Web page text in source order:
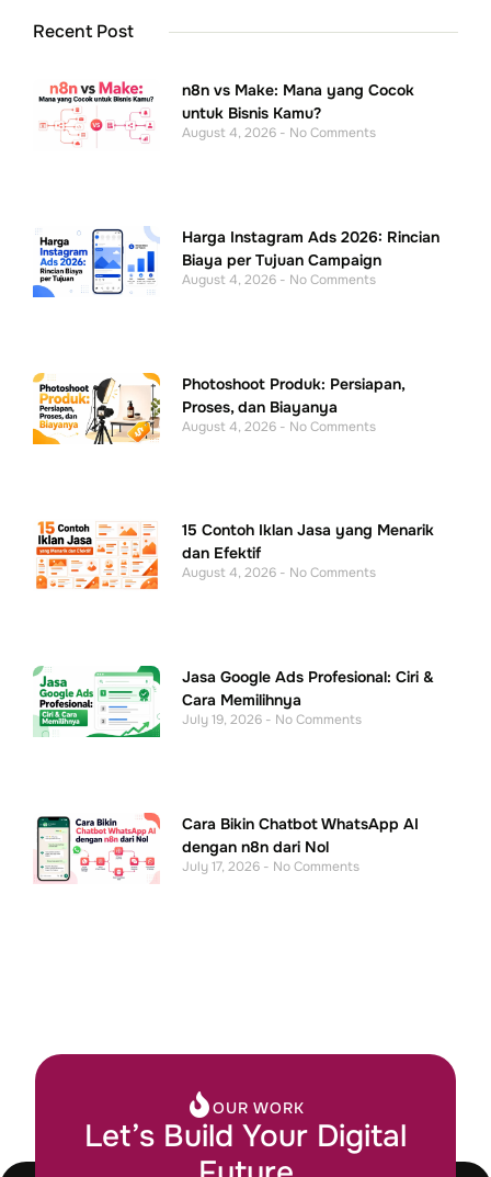
Recent Post
n8n vs Make: Mana yang Cocok
untuk Bisnis Kamu?
August 4, 2026 No Comments
Harga Instagram Ads 2026: Rincian
Biaya per Tujuan Campaign
August 4, 2026 No Comments
Photoshoot Produk: Persiapan,
Proses, dan Biayanya
August 4, 2026 No Comments
15 Contoh Iklan Jasa yang Menarik
dan Efektif
August 4, 2026 No Comments
Jasa Google Ads Profesional: Ciri &
Cara Memilihnya
July 19, 2026 No Comments
Cara Bikin Chatbot WhatsApp AI
dengan n8n dari Nol
July 17, 2026 No Comments
OUR WORK
Let’s Build Your Digital